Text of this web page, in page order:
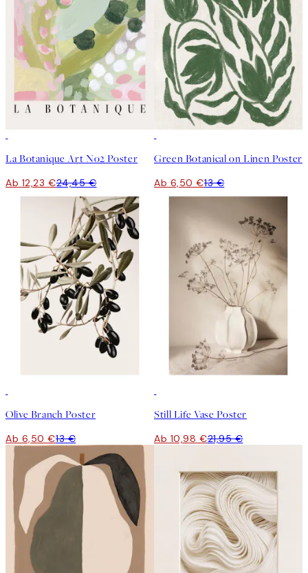
La Botanique Art No2 Poster
Ab 12,23 €24,45 €
Green Botanical on Linen Poster
Ab 6,50 €13 €
Olive Branch Poster
Ab 6,50 €13 €
Still Life Vase Poster
Ab 10,98 €21,95 €